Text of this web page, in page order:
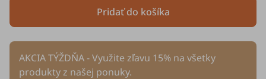
Pridať do košíka
AKCIA TÝŽDŇA - Využite zľavu 15% na všetky
produkty z našej ponuky.